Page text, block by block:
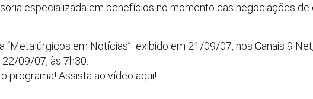
especializada em benefícios no momento das negociações
“Metalúrgicos em Notícias” exibido em 21/09/07, nos Canais 9
09/07, às 7h30.
programa! Assista ao vídeo aqui!